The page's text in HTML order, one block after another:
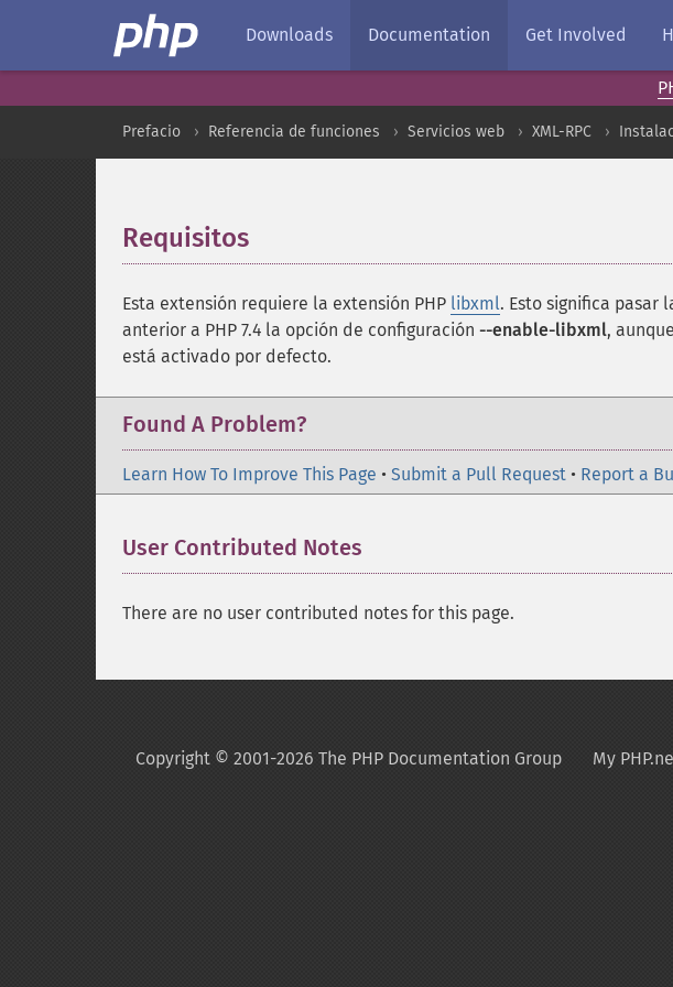
Downloads Documentation Get Involved
Prefacio Referencia de funciones Servicios web XML-RPC
Requisitos
Esta extensión requiere la extensión PHP libxml. Esto significa pasar
anterior a PHP 7.4 la opción de configuración --enable-libxml,
está activado por defecto.
Found A Problem?
Learn How To Improve This Page • Submit a Pull Request • Report a
User Contributed Notes
There are no user contributed notes for this page.
Copyright © 2001-2026 The PHP Documentation Group My